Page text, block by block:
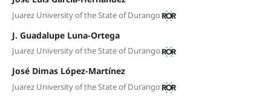
Juarez University of the State of Durango
J. Guadalupe Luna-Ortega
Juarez University of the State of Durango
José Dimas López-Martínez
Juarez University of the State of Durango